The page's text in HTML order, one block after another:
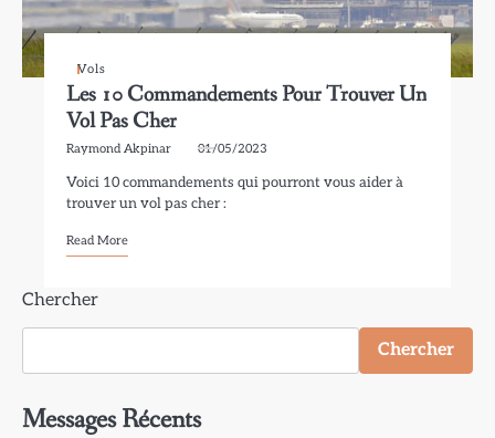
Vols
Les 10 Commandements Pour Trouver Un
Vol Pas Cher
Raymond Akpinar 01/05/2023
Voici 10 commandements qui pourront vous aider à
trouver un vol pas cher :
Read More
Chercher
Chercher
Messages Récents